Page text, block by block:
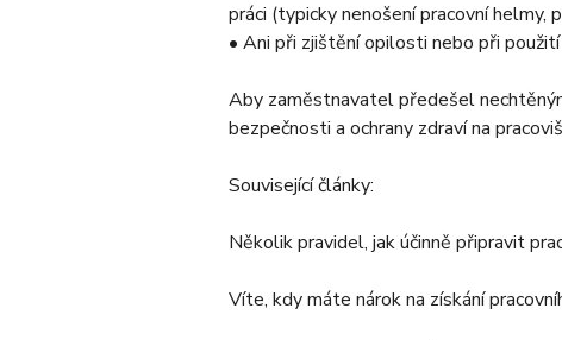
práci (typicky nenošení pracovní helmy,
• Ani při zjištění opilosti nebo při
Aby zaměstnavatel předešel
bezpečnosti a ochrany zdraví na
Související články:
Několik pravidel, jak účinně připravit
Víte, kdy máte nárok na získání